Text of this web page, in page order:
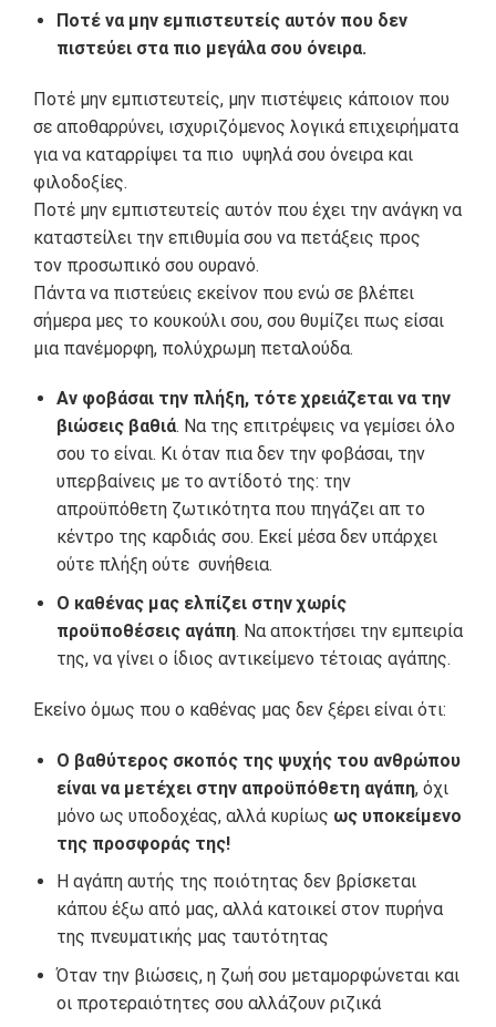
Ποτέ να μην εμπιστευτείς αυτόν που δεν
πιστεύει στα πιο μεγάλα σου όνειρα.
Ποτέ μην εμπιστευτείς, μην πιστέψεις κάποιον που
σε αποθαρρύνει, ισχυριζόμενος λογικά επιχειρήματα
για να καταρρίψει τα πιο υψηλά σου όνειρα και
φιλοδοξίες.
Ποτέ μην εμπιστευτείς αυτόν που έχει την ανάγκη να
καταστείλει την επιθυμία σου να πετάξεις προς
τον προσωπικό σου ουρανό.
Πάντα να πιστεύεις εκείνον που ενώ σε βλέπει
σήμερα μες το κουκούλι σου, σου θυμίζει πως είσαι
μια πανέμορφη, πολύχρωμη πεταλούδα.
Αν φοβάσαι την πλήξη, τότε χρειάζεται να την
βιώσεις βαθιά. Να της επιτρέψεις να γεμίσει όλο
σου το είναι. Κι όταν πια δεν την φοβάσαι, την
υπερβαίνεις με το αντίδοτό της: την
απροϋπόθετη ζωτικότητα που πηγάζει απ το
κέντρο της καρδιάς σου. Εκεί μέσα δεν υπάρχει
ούτε πλήξη ούτε συνήθεια.
Ο καθένας μας ελπίζει στην χωρίς
προϋποθέσεις αγάπη. Να αποκτήσει την εμπειρία
της, να γίνει ο ίδιος αντικείμενο τέτοιας αγάπης.
Εκείνο όμως που ο καθένας μας δεν ξέρει είναι ότι:
Ο βαθύτερος σκοπός της ψυχής του ανθρώπου
είναι να μετέχει στην απροϋπόθετη αγάπη, όχι
μόνο ως υποδοχέας, αλλά κυρίως ως υποκείμενο
της προσφοράς της!
Η αγάπη αυτής της ποιότητας δεν βρίσκεται
κάπου έξω από μας, αλλά κατοικεί στον πυρήνα
της πνευματικής μας ταυτότητας
Όταν την βιώσεις, η ζωή σου μεταμορφώνεται και
οι προτεραιότητες σου αλλάζουν ριζικά